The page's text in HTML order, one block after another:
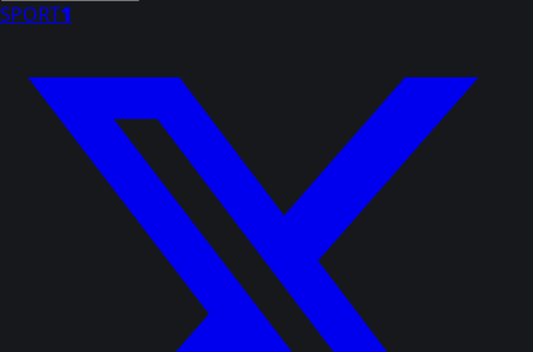
SPORT1